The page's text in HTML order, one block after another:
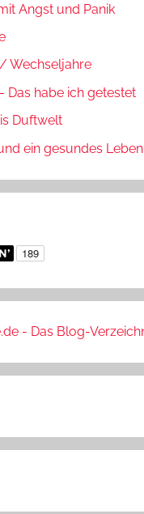
Angst und Panik
Wechseljahre
Das habe ich getestet
Duftwelt
ein gesundes Leben